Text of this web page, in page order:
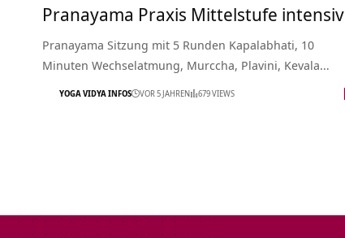
Pranayama Praxis Mittelstufe intensiv
Pranayama Sitzung mit 5 Runden Kapalabhati, 10
Minuten Wechselatmung, Murccha, Plavini, Kevala…
YOGA VIDYA INFOS VOR 5 JAHREN 679 VIEWS